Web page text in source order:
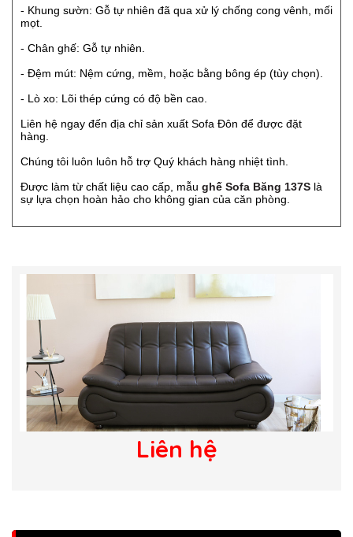
- Khung sườn: Gỗ tự nhiên đã qua xử lý chống cong vênh, mối
mọt.
- Chân ghế: Gỗ tự nhiên.
- Đệm mút: Nệm cứng, mềm, hoặc bằng bông ép (tùy chọn).
- Lò xo: Lõi thép cứng có độ bền cao.
Liên hệ ngay đến địa chỉ sản xuất Sofa Đôn để được đặt
hàng.
Chúng tôi luôn luôn hỗ trợ Quý khách hàng nhiệt tình.
Được làm từ chất liệu cao cấp, mẫu ghế Sofa Băng 137S là
sự lựa chọn hoàn hảo cho không gian của căn phòng.
Liên hệ